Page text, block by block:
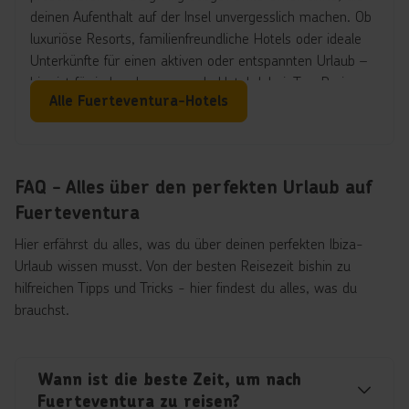
oder sogar kontaktlos. So bleibt mehr Zeit, um Sonne,
Strände und Freizeitaktivitäten auf der Insel zu genießen.
deinen Aufenthalt auf der Insel unvergesslich machen. Ob
luxuriöse Resorts, familienfreundliche Hotels oder ideale
Unterkünfte für einen aktiven oder entspannten Urlaub –
hier ist für jeden das passende Hotel dabei. Top-Preise
inklusive!
Alle Fuerteventura-Hotels
FAQ - Alles über den perfekten Urlaub auf
Fuerteventura
Hier erfährst du alles, was du über deinen perfekten Ibiza-
Urlaub wissen musst. Von der besten Reisezeit bishin zu
hilfreichen Tipps und Tricks - hier findest du alles, was du
brauchst.
Wann ist die beste Zeit, um nach
Fuerteventura zu reisen?